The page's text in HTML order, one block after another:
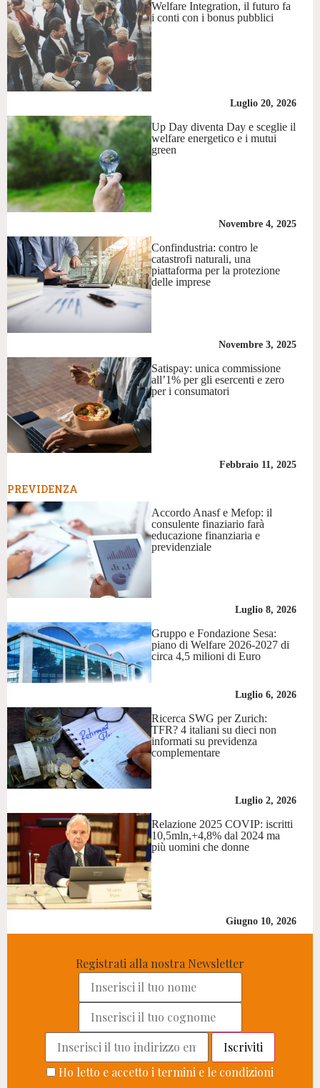
Welfare Integration, il futuro fa
i conti con i bonus pubblici
Luglio 20, 2026
Up Day diventa Day e sceglie il
welfare energetico e i mutui
green
Novembre 4, 2025
Confindustria: contro le
catastrofi naturali, una
piattaforma per la protezione
delle imprese
Novembre 3, 2025
Satispay: unica commissione
all’1% per gli esercenti e zero
per i consumatori
Febbraio 11, 2025
PREVIDENZA
Accordo Anasf e Mefop: il
consulente finaziario farà
educazione finanziaria e
previdenziale
Luglio 8, 2026
Gruppo e Fondazione Sesa:
piano di Welfare 2026-2027 di
circa 4,5 milioni di Euro
Luglio 6, 2026
Ricerca SWG per Zurich:
TFR? 4 italiani su dieci non
informati su previdenza
complementare
Luglio 2, 2026
Relazione 2025 COVIP: iscritti
10,5mln,+4,8% dal 2024 ma
più uomini che donne
Giugno 10, 2026
Registrati alla nostra Newsletter
Ho letto e accetto i termini e le condizioni